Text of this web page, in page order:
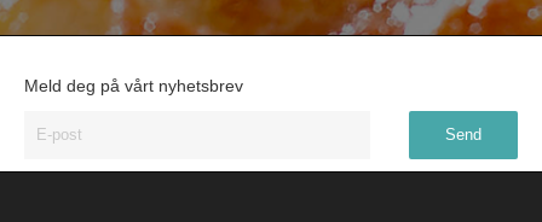
Meld deg på vårt nyhetsbrev